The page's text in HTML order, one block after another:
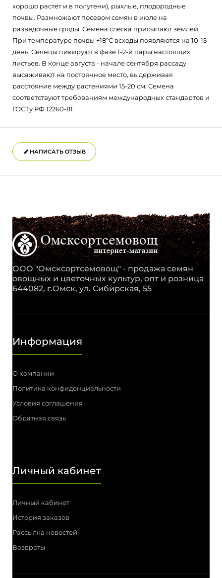
хорошо растет и в полутени), рыхлые, плодородные
почвы. Размножают посевом семян в июле на
разведочные гряды. Семена слегка присыпают землей.
При температуре почвы +18°С всходы появляются на 10-15
день. Сеянцы пикируют в фазе 1-2-й пары настоящих
листьев. В конце августа - начале сентября рассаду
высаживают на постоянное место, выдерживая
расстояние между растениями 15-20 см. Семена
соответствуют требованиям международных стандартов и
ГОСТу РФ 12260-81
НАПИСАТЬ ОТЗЫВ
ООО "Омсксортсемовощ" - продажа семян
овощных и цветочных культур, опт и розница
644082, г.Омск, ул. Сибирская, 55
Информация
О компании
Политика конфиденциальности
Условия соглашения
Обратная связь
Личный кабинет
Личный кабинет
История заказов
Рассылка новостей
Возвраты